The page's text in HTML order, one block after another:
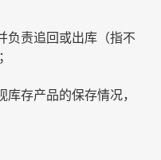
负责追回或出库（指不
存产品的保存情况，